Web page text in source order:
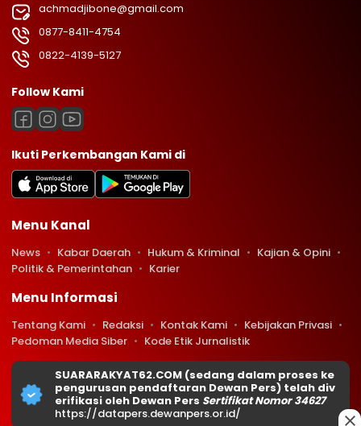
achmadjibone@gmail.com
0877-8411-4754
0822-4139-5127
Follow Kami
Ikuti Perkembangan Kami di
Menu Kanal
News Kabar Daerah Hukum & Kriminal
Kajian & Opini
Politik & Pemerintahan
Karier
Menu Informasi
Tentang Kami Redaksi Kontak Kami
Kebijakan Privasi
Pedoman Media Siber
Kode Etik Jurnalistik
SUARARAKYAT62.COM (sedang dalam proses ke
pengurusan pendaftaran Dewan Pers) telah div
erifikasi oleh Dewan Pers Sertifikat Nomor 34627
https://datapers.dewanpers.or.id/